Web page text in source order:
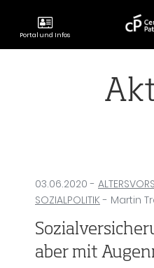
Portal und Infos
CENTRE
03.06.2020 -
SOZIALPOLITIK - Martin
aber mit